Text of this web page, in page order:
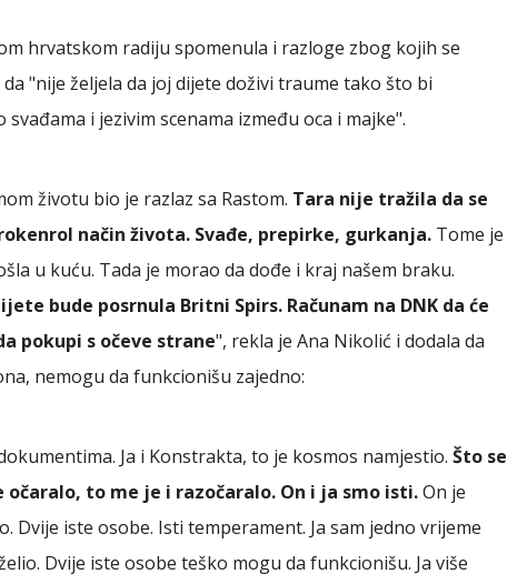
hrvatskom radiju spomenula i razloge zbog kojih se
"nije željela da joj dijete doživi traume tako što bi
i jezivim scenama između oca i majke".
životu bio je razlaz sa Rastom. Tara nije tražila da se
način života. Svađe, prepirke, gurkanja. Tome je
u kuću. Tada je morao da dođe i kraj našem braku.
bude posrnula Britni Spirs. Računam na DNK da će
pokupi s očeve strane", rekla je Ana Nikolić i dodala da
nemogu da funkcionišu zajedno:
Ja i Konstrakta, to je kosmos namjestio. Što se
očaralo, to me je i razočaralo. On i ja smo isti.On je
Dvije iste osobe. Isti temperament. Ja sam jedno vrijeme
Dvije iste osobe teško mogu da funkcionišu. Ja više